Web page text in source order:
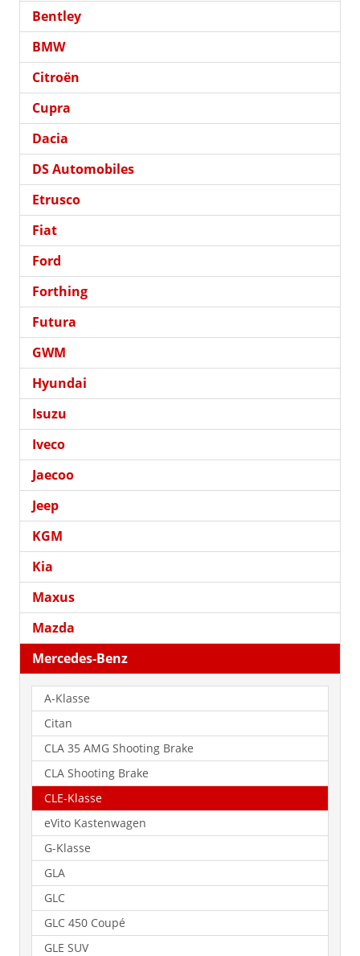
Bentley
BMW
Citroën
Cupra
Dacia
DS Automobiles
Etrusco
Fiat
Ford
Forthing
Futura
GWM
Hyundai
Isuzu
Iveco
Jaecoo
Jeep
KGM
Kia
Maxus
Mazda
Mercedes-Benz
A-Klasse
Citan
CLA 35 AMG Shooting Brake
CLA Shooting Brake
CLE-Klasse
eVito Kastenwagen
G-Klasse
GLA
GLC
GLC 450 Coupé
GLE SUV